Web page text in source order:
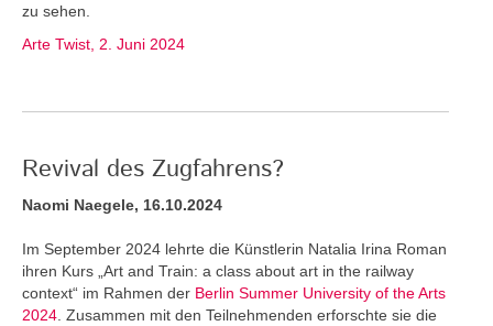
zu sehen.
Arte Twist, 2. Juni 2024
Revival des Zugfahrens?
Naomi Naegele, 16.10.2024
Im September 2024 lehrte die Künstlerin Natalia Irina Roman
ihren Kurs „Art and Train: a class about art in the railway
context“ im Rahmen der Berlin Summer University of the Arts
2024 . Zusammen mit den Teilnehmenden erforschte sie die